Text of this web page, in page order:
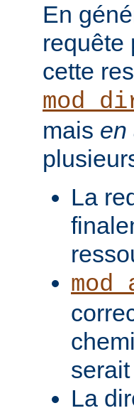
En
requête
cette
mais en
La
La